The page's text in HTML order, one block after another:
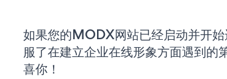
如果您的MODX网站已经启动并开
服了在建立企业在线形象方面遇到的
喜你！